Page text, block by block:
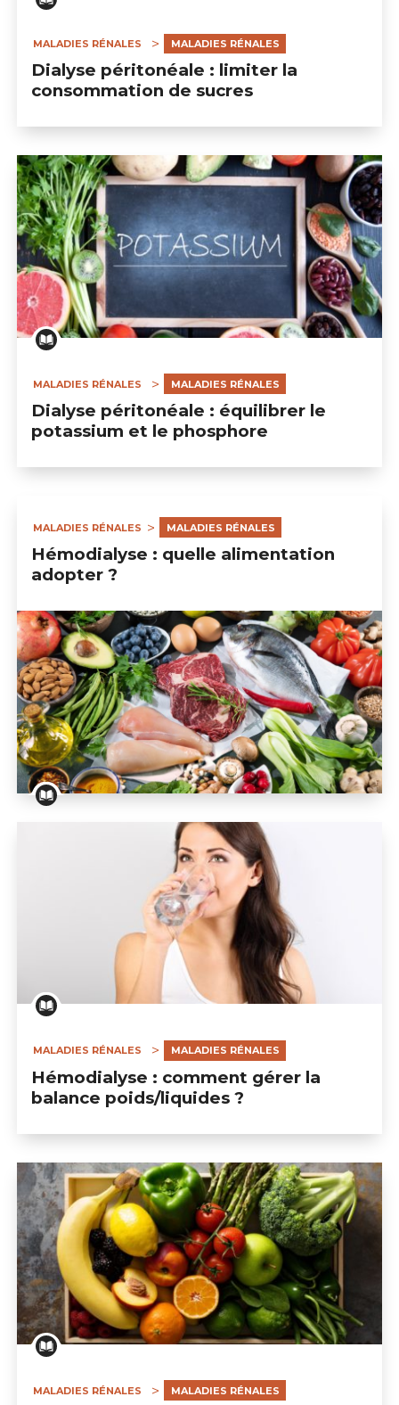
MALADIES RÉNALES MALADIES RÉNALES
Dialyse péritonéale : limiter la
consommation de sucres
MALADIES RÉNALES MALADIES RÉNALES
Dialyse péritonéale : équilibrer le
potassium et le phosphore
MALADIES RÉNALES MALADIES RÉNALES
Hémodialyse : quelle alimentation
adopter ?
Hémodialyse : quelle alimentation adopter ?
MALADIES RÉNALES MALADIES RÉNALES
Hémodialyse : comment gérer la
balance poids/liquides ?
MALADIES RÉNALES MALADIES RÉNALES